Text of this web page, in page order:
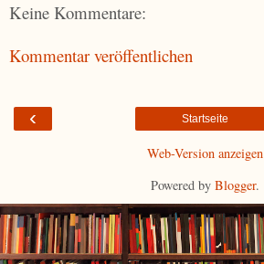
Keine Kommentare:
Kommentar veröffentlichen
‹ Startseite
Web-Version anzeigen
Powered by Blogger.